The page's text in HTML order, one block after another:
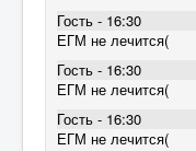
Гость - 16:30
ЕГМ не лечится(
Гость - 16:30
ЕГМ не лечится(
Гость - 16:30
ЕГМ не лечится(